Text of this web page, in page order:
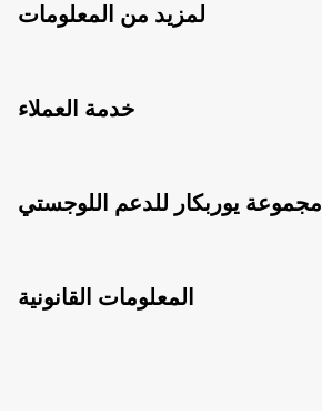
لمزيد من المعلومات
خدمة العملاء
مجموعة يوربكار للدعم اللوجستي
المعلومات القانونية